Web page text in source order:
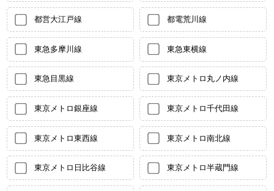
都営大江戸線 都電荒川線
東急多摩川線 東急東横線
東急目黒線 東京メトロ丸ノ内線
東京メトロ銀座線 東京メトロ千代田線
東京メトロ東西線 東京メトロ南北線
東京メトロ日比谷線 東京メトロ半蔵門線